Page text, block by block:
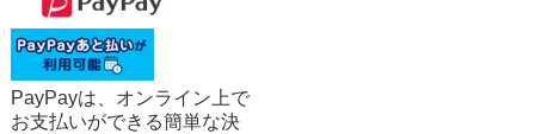
PayPayは、オンライン上で
お支払いができる簡単な決